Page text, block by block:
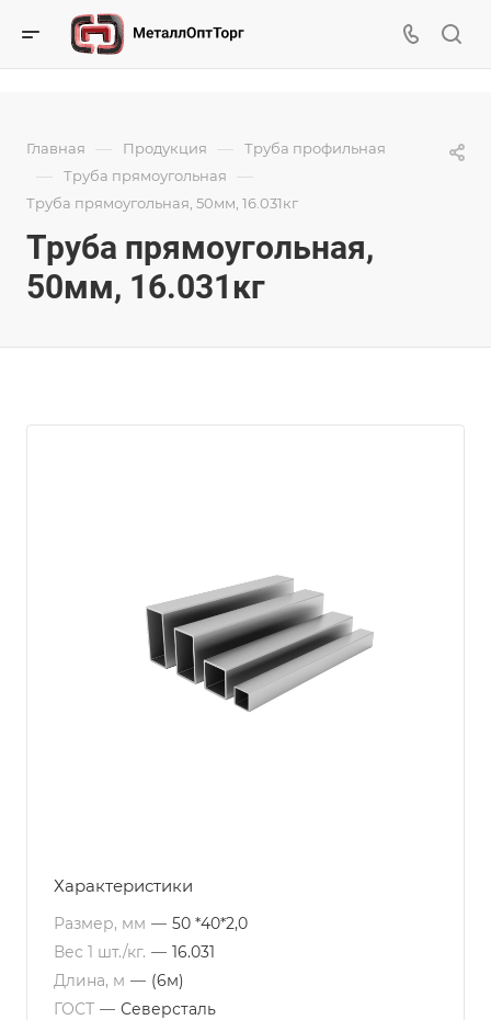
Главная — Продукция — Труба профильная
— Труба прямоугольная —
Труба прямоугольная, 50мм, 16.031кг
Труба прямоугольная,
50мм, 16.031кг
Характеристики
Размер, мм — 50 *40*2,0
Вес 1 шт./кг. — 16.031
Длина, м — (6м)
ГОСТ — Северсталь